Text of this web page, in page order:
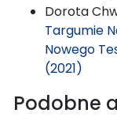
Dorota
Targumie
Nowego
(2021)
Podobne